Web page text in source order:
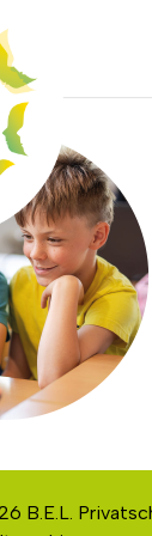
B.E.L.